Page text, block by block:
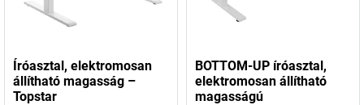
Íróasztal, elektromosan
állítható magasság –
Topstar
BOTTOM-UP íróasztal,
elektromosan állítható
magasságú